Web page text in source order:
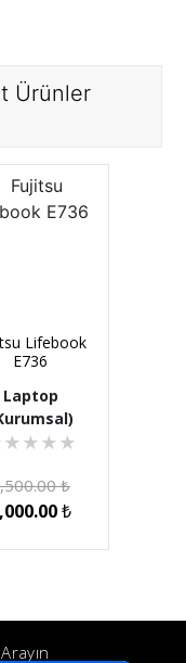
Ürünler
Lifebook
E736
Laptop
★ ★ ★ ★
₺
₺